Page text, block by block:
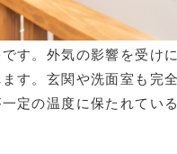
す。外気の影響を受け
す。玄関や洗面室も完
定の温度に保たれてい